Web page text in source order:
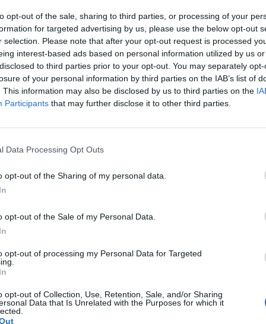
opt-out of the sale, sharing to third parties, or processing of your
for targeted advertising by us, please use the below opt-out
selection. Please note that after your opt-out request is processed
interest-based ads based on personal information utilized by us
to third parties prior to your opt-out. You may separately
of your personal information by third parties on the IAB’s list of
This information may also be disclosed by us to third parties on the
Participants that may further disclose it to other third parties.
Data Processing Opt Outs
opt-out of the Sharing of my personal data.
opt-out of the Sale of my Personal Data.
opt-out of processing my Personal Data for Targeted
opt-out of Collection, Use, Retention, Sale, and/or Sharing
Data that Is Unrelated with the Purposes for which it
gestione di aule studio. Nicolas ha
a Cassano Magnago dentro Villa Oliva, un
con circa 960 tesserati. Riccardo
di Ondelacustri APS, nata da meno
la musica dal vivo attraverso il festival
e l’etichetta Dischi lacustri. Da Oggiona
Caos, impegnata da quasi dieci anni
la Summer Run, mentre Focus è nata a
il Laveno Summer Festival. Il
Sunfish, collettivo dal 2017 che promuove
e Litus, nata ad Angera dall’associazione
Covid per sostenere le
Castronno
Tutti gli eventi